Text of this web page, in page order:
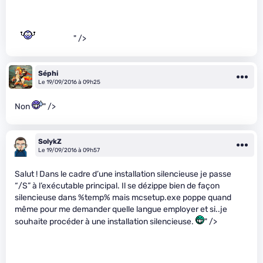
" />
Séphi
Le 19/09/2016 à 09h25
Non " />
SolykZ
Le 19/09/2016 à 09h57
Salut ! Dans le cadre d’une installation silencieuse je passe
“/S” à l’exécutable principal. Il se dézippe bien de façon
silencieuse dans %temp% mais mcsetup.exe poppe quand
même pour me demander quelle langue employer et si..je
souhaite procéder à une installation silencieuse.
" />